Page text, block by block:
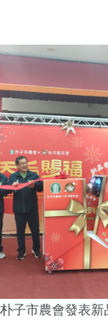
子市農會發表